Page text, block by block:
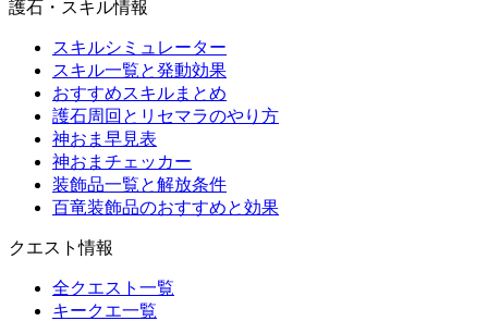
護石・スキル情報
スキルシミュレーター
スキル一覧と発動効果
おすすめスキルまとめ
護石周回とリセマラのやり方
神おま早見表
神おまチェッカー
装飾品一覧と解放条件
百竜装飾品のおすすめと効果
クエスト情報
全クエスト一覧
キークエ一覧